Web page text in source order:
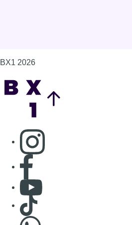
BX1 2026
Consulter page Instagram
Consulter page Facebook
Consulter Youtube
Consulter TikTok